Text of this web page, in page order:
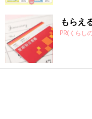
もらえ
PR(くらし